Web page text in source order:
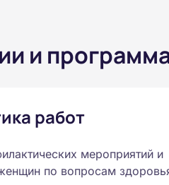
и
работ
мероприятий и
по вопросам